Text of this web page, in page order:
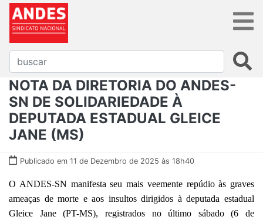
NOTA DA DIRETORIA DO ANDES-
SN DE SOLIDARIEDADE À
DEPUTADA ESTADUAL GLEICE
JANE (MS)
Publicado em 11 de Dezembro de 2025 às 18h40
O ANDES-SN manifesta seu mais veemente repúdio às graves
ameaças de morte e aos insultos dirigidos à deputada estadual
Gleice Jane (PT-MS), registrados no último sábado (6 de